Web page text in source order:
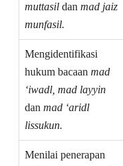
muttasil dan mad jaiz
munfasil.
Mengidentifikasi
hukum bacaan mad
‘iwadl, mad layyin
dan mad ‘aridl
lissukun.
Menilai penerapan